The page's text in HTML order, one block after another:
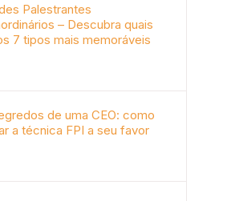
Palestrantes
– Descubra quais
7 tipos mais memoráveis
de uma CEO: como
a técnica FPI a seu favor